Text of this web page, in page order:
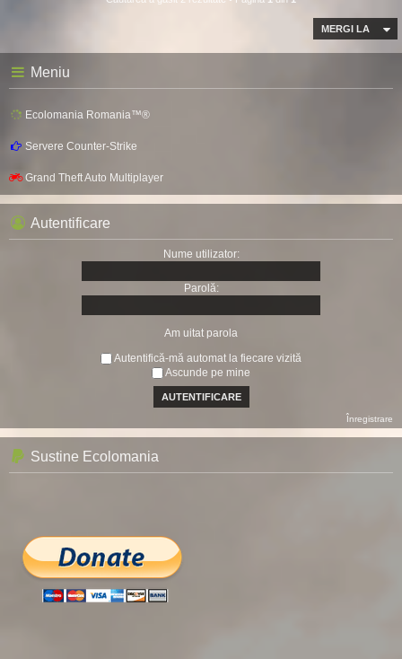
MERGI LA
Meniu
Ecolomania Romania™®
Servere Counter-Strike
Grand Theft Auto Multiplayer
Autentificare
Nume utilizator:
Parolă:
Am uitat parola
Autentifică-mă automat la fiecare vizită
Ascunde pe mine
Înregistrare
Sustine Ecolomania